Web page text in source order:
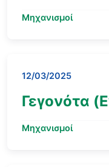
Μηχανισμοί
12/03/2025
Γεγονότα
Μηχανισμοί